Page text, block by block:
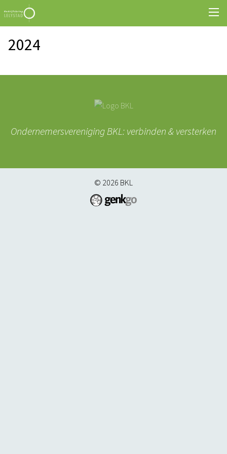
2024
Ondernemersvereniging BKL: verbinden & versterken
© 2026 BKL